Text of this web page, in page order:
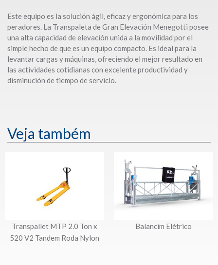
Este equipo es la solución ágil, eficaz y ergonómica para los
peradores. La Transpaleta de Gran Elevación Menegotti posee
una alta capacidad de elevación unida a la movilidad por el
simple hecho de que es un equipo compacto. Es ideal para la
levantar cargas y máquinas, ofreciendo el mejor resultado en
las actividades cotidianas con excelente productividad y
disminución de tiempo de servicio.
Veja também
Transpallet MTP 2.0 Ton x
520 V2 Tandem Roda Nylon
Balancim Elétrico